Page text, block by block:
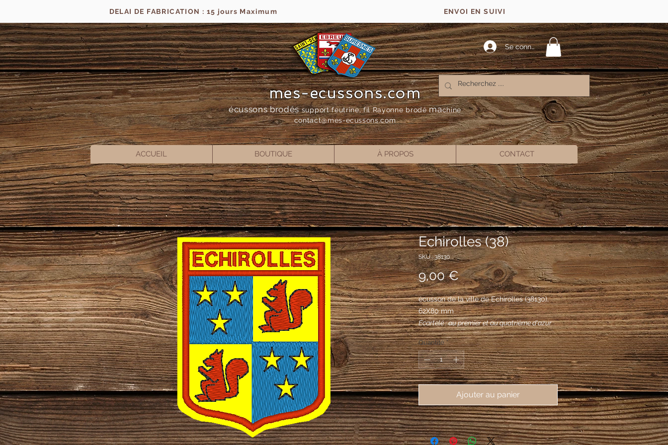
DELAI DE FABRICATION : 15 jours Maximum ENVOI EN SUIVI
Se connecter
mes-ecussons.com
écussons brodés support feutrine, fil Rayonne brodémachine
contact@mes-ecussons.com
ACCUEIL BOUTIQUE À PROPOS CONTACT
Echirolles (38)
SKU : 38130
9,00 €Prix
écusson de la ville de Echirolles (38130),
62X80 mm
Écartelé : au premier et au quatrième d'azur
aux trois étoiles d'or disposées en 2 et 1, au
deuxième et au troisième d'or à l'écureuil de
gueules.
Quantité *
Ajouter au panier